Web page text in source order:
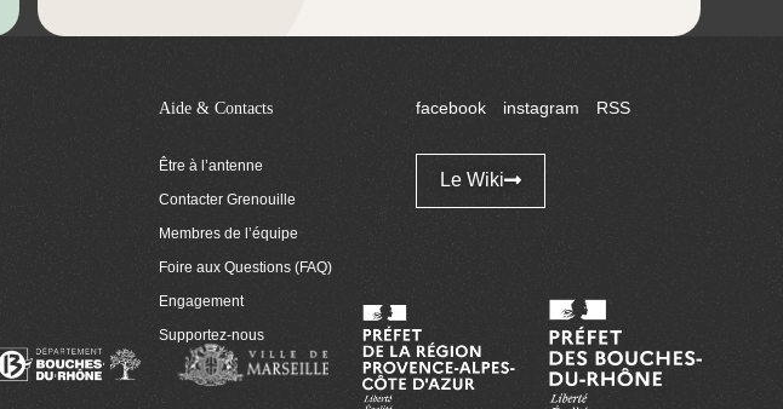
Aide & Contacts
Être à l’antenne
Contacter Grenouille
Membres de l’équipe
Foire aux Questions (FAQ)
Engagement
Supportez-nous
facebook instagram RSS
Le Wiki